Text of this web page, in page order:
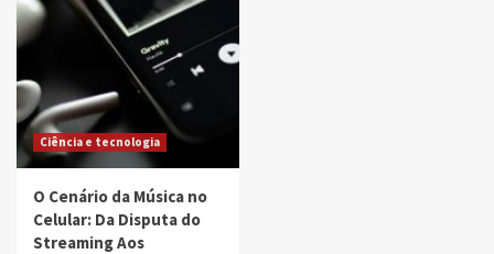
Ciência e tecnologia
O Cenário da Música no
Celular: Da Disputa do
Streaming Aos